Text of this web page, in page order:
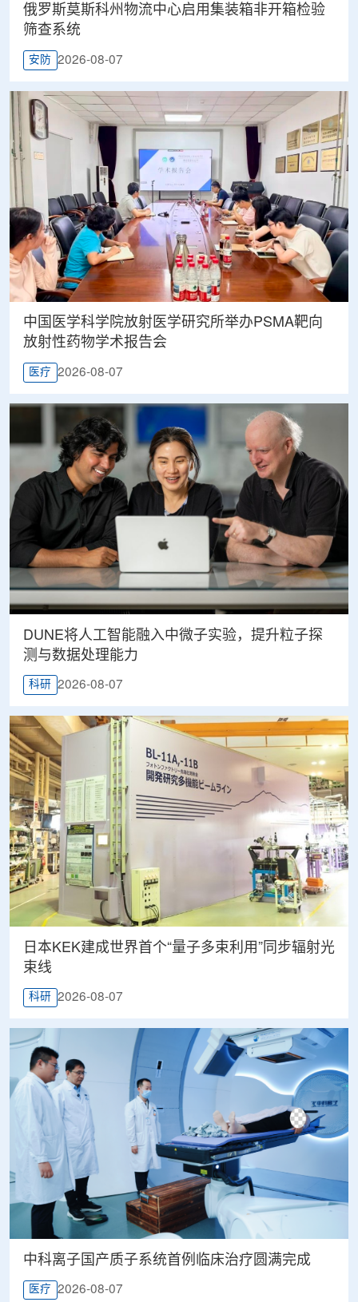
俄罗斯莫斯科州物流中心启用集装箱非开箱检验
筛查系统
安防 2026-08-07
中国医学科学院放射医学研究所举办PSMA靶向
放射性药物学术报告会
医疗 2026-08-07
DUNE将人工智能融入中微子实验，提升粒子探
测与数据处理能力
科研 2026-08-07
日本KEK建成世界首个“量子多束利用”同步辐射光
束线
科研 2026-08-07
中科离子国产质子系统首例临床治疗圆满完成
医疗 2026-08-07